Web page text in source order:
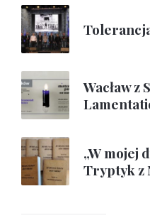
Wacław z
„W mojej
Tryptyk z